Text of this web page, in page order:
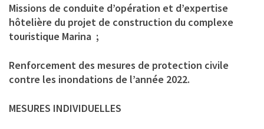
Missions de conduite d’opération et d’expertise
hôtelière du projet de construction du complexe
touristique Marina ;
Renforcement des mesures de protection civile
contre les inondations de l’année 2022.
MESURES INDIVIDUELLES